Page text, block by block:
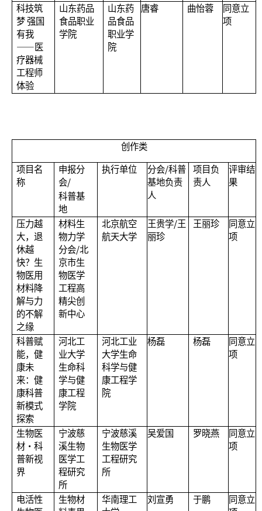
科技筑
梦 强国
有我
——医
疗器械
工程师
体验
山东药品
食品职业
学院
山东药
品食品
职业学
院
唐睿 曲怡蓉
同意立
项
创作类
项目名
称
申报分
会/
科普基
地
执行单位
分会/科普
基地负责
人
项目负
责人
评审结
果
压力越
大，退
休越
快？生
物医用
材料降
解与力
的不解
之缘
材料生
物力学
分会/北
京市生
物医学
工程高
精尖创
新中心
北京航空
航天大学
王贵学/王
丽珍
王丽珍
同意立
项
科普赋
能，健
康未
来：健
康科普
新模式
探索
河北工
业大学
生命科
学与健
康工程
学院
河北工业
大学生命
科学与健
康工程学
院
杨磊 杨磊
同意立
项
生物医
材·科
普新视
界
宁波慈
溪生物
医学工
程研究
所
宁波慈溪
生物医学
工程研究
所
吴爱国 罗晓燕
同意立
项
电活性
生物材
华南理工
刘宣勇 于鹏
同意立